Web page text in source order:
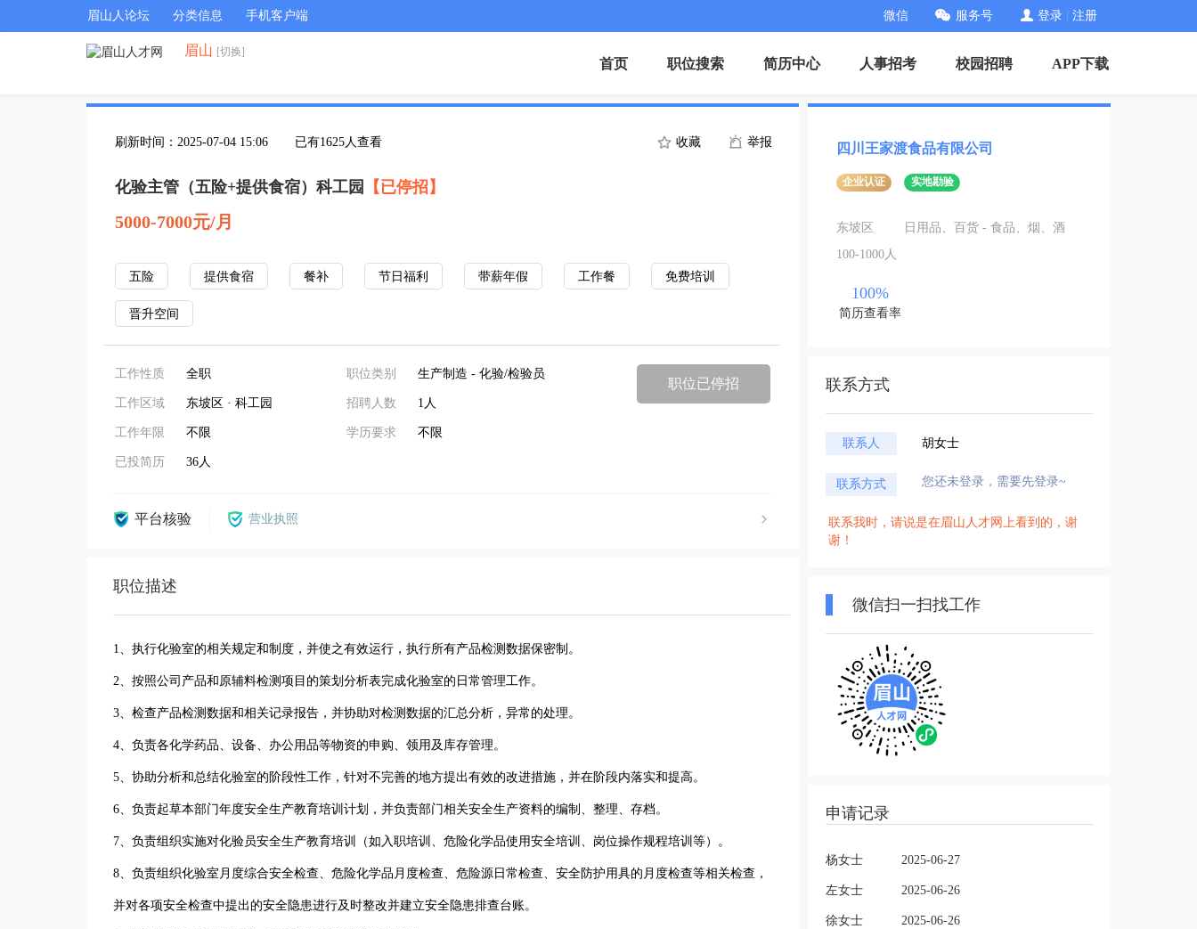
眉山人论坛 分类信息 手机客户端 微信 服务号 登录 注册
眉山 [切换]
首页 职位搜索 简历中心 人事招考 校园招聘 APP下载
刷新时间：2025-07-04 15:06 已有1625人查看 收藏 举报
化验主管（五险+提供食宿）科工园 【已停招】
5000-7000元/月
五险 提供食宿 餐补 节日福利 带薪年假 工作餐 免费培训
晋升空间
工作性质 全职
工作区域 东坡区 · 科工园
工作年限 不限
已投简历 36人
职位类别 生产制造 - 化验/检验员
招聘人数 1人
学历要求 不限
职位已停招
平台核验 营业执照
职位描述
1、执行化验室的相关规定和制度，并使之有效运行，执行所有产品检测数据保密制。
2、按照公司产品和原辅料检测项目的策划分析表完成化验室的日常管理工作。
3、检查产品检测数据和相关记录报告，并协助对检测数据的汇总分析，异常的处理。
4、负责各化学药品、设备、办公用品等物资的申购、领用及库存管理。
5、协助分析和总结化验室的阶段性工作，针对不完善的地方提出有效的改进措施，并在阶段内落实和提高。
6、负责起草本部门年度安全生产教育培训计划，并负责部门相关安全生产资料的编制、整理、存档。
7、负责组织实施对化验员安全生产教育培训（如入职培训、危险化学品使用安全培训、岗位操作规程培训等）。
8、负责组织化验室月度综合安全检查、危险化学品月度检查、危险源日常检查、安全防护用具的月度检查等相关检查，
并对各项安全检查中提出的安全隐患进行及时整改并建立安全隐患排查台账。
四川王家渡食品有限公司
企业认证 实地勘验
东坡区
日用品、百货 - 食品、烟、酒
100-1000人
100%
简历查看率
联系方式
联系人 胡女士
联系方式 您还未登录，需要先登录~
联系我时，请说是在眉山人才网上看到的，谢
谢！
微信扫一扫找工作
申请记录
杨女士 2025-06-27
左女士 2025-06-26
徐女士 2025-06-26